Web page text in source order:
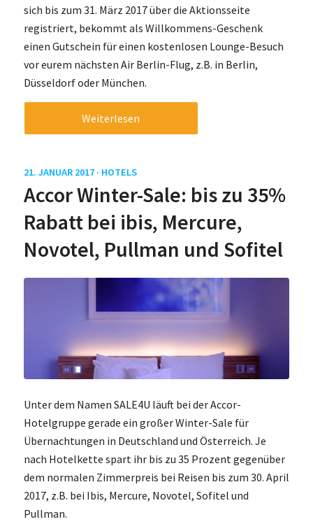
sich bis zum 31. März 2017 über die Aktionsseite
registriert, bekommt als Willkommens-Geschenk
einen Gutschein für einen kostenlosen Lounge-Besuch
vor eurem nächsten Air Berlin-Flug, z.B. in Berlin,
Düsseldorf oder München.
Weiterlesen
21. JANUAR 2017 · HOTELS
Accor Winter-Sale: bis zu 35%
Rabatt bei ibis, Mercure,
Novotel, Pullman und Sofitel
Unter dem Namen SALE4U läuft bei der Accor-
Hotelgruppe gerade ein großer Winter-Sale für
Übernachtungen in Deutschland und Österreich. Je
nach Hotelkette spart ihr bis zu 35 Prozent gegenüber
dem normalen Zimmerpreis bei Reisen bis zum 30. April
2017, z.B. bei Ibis, Mercure, Novotel, Sofitel und
Pullman.